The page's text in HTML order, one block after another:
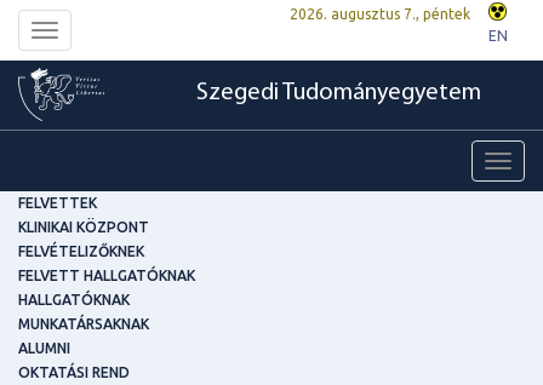
Toggle
navigation
2026. augusztus 7., péntek
EN
Szegedi Tudományegyetem
FELVETTEK
KLINIKAI KÖZPONT
FELVÉTELIZŐKNEK
FELVETT HALLGATÓKNAK
HALLGATÓKNAK
MUNKATÁRSAKNAK
ALUMNI
OKTATÁSI REND